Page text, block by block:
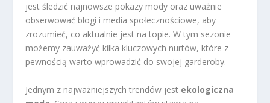
jest śledzić najnowsze pokazy mody oraz uważnie
obserwować blogi i media społecznościowe, aby
zrozumieć, co aktualnie jest na topie. W tym sezonie
możemy zauważyć kilka kluczowych nurtów, które z
pewnością warto wprowadzić do swojej garderoby.
Jednym z najważniejszych trendów jest ekologiczna